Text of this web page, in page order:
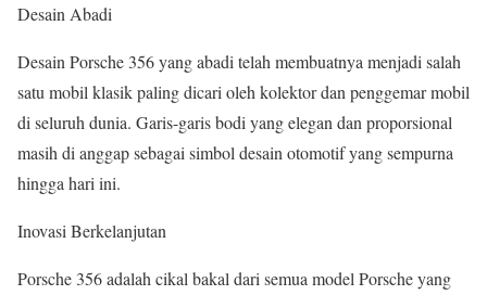
Desain Abadi
Desain Porsche 356 yang abadi telah membuatnya menjadi salah
satu mobil klasik paling dicari oleh kolektor dan penggemar mobil
di seluruh dunia. Garis-garis bodi yang elegan dan proporsional
masih di anggap sebagai simbol desain otomotif yang sempurna
hingga hari ini.
Inovasi Berkelanjutan
Porsche 356 adalah cikal bakal dari semua model Porsche yang